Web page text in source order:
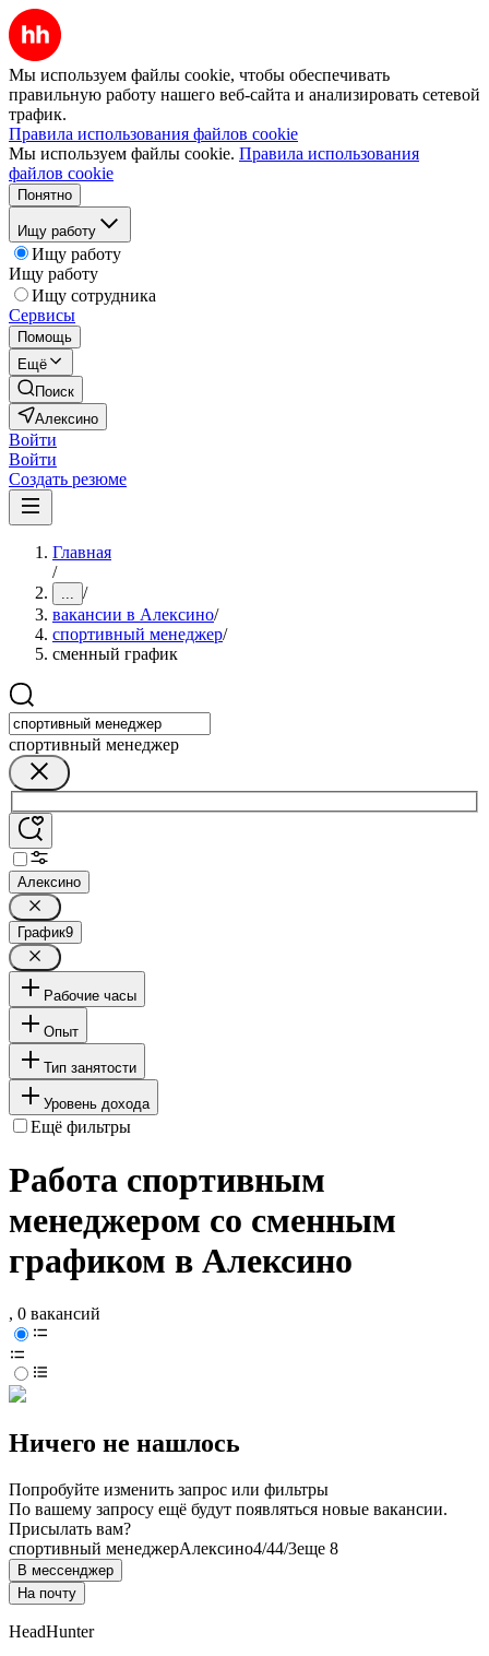
Мы используем файлы cookie, чтобы обеспечивать
правильную работу нашего веб-сайта и анализировать сетевой
трафик.
Правила использования файлов cookie
Мы используем файлы cookie. Правила использования
файлов cookie
Понятно
Ищу работу
Ищу работу
Ищу работу
Ищу сотрудника
Сервисы
Помощь
Ещё
Поиск
Алексино
Войти
Войти
Создать резюме
Главная
/
... /
вакансии в Алексино/
спортивный менеджер/
сменный график
спортивный менеджер
Алексино
График9
Рабочие часы
Опыт
Тип занятости
Уровень дохода
Ещё фильтры
Работа спортивным
менеджером со сменным
графиком в Алексино
, 0 вакансий
Ничего не нашлось
Попробуйте изменить запрос или фильтры
По вашему запросу ещё будут появляться новые вакансии.
Присылать вам?
спортивный менеджерАлексино4/44/3еще 8
В мессенджер
На почту
HeadHunter